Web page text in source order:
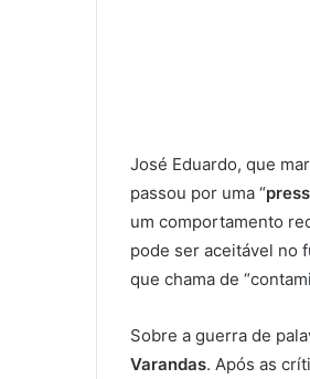
José Eduardo, que
passou por uma “
um comportamento
pode ser aceitável no
que chama de
Sobre a guerra de
Varandas. Após as